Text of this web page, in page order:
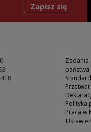
Zapisz się
Zadania
państwa
Polityka
Praca w